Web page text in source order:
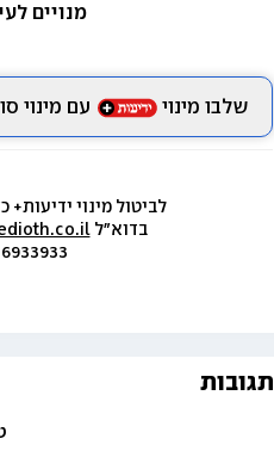
מנויים
שלבו מינוי עם מינוי
לביטול מינוי
בדוא״ל
6933933 או בפקס 03-6933999 | ידיעות מינויים ח.פ 540181054
תגובות